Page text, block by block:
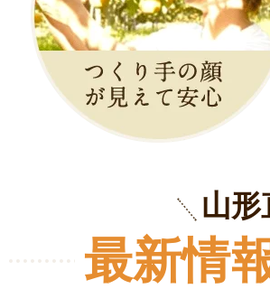
山
最新情